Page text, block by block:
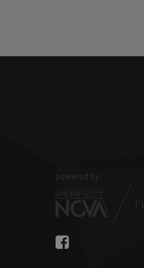
powered by: